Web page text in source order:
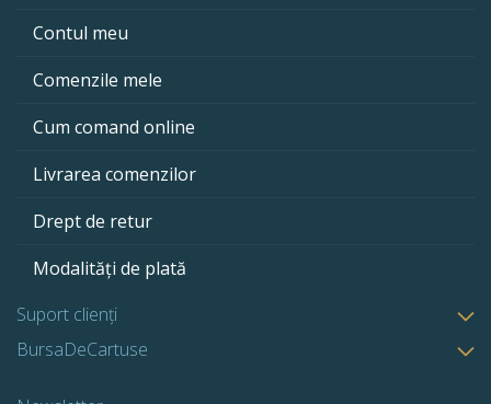
Contul meu
Comenzile mele
Cum comand online
Livrarea comenzilor
Drept de retur
Modalități de plată
Suport clienți
BursaDeCartuse